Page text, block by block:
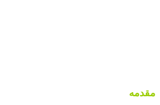
مقدمه